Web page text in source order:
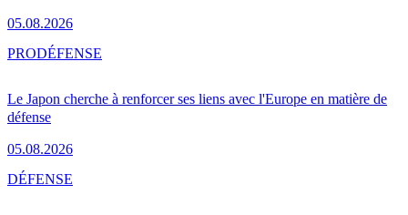
05.08.2026
Le Japon cherche à renforcer ses liens avec l'Europe en matière de
défense
05.08.2026
PRODÉFENSE
DÉFENSE